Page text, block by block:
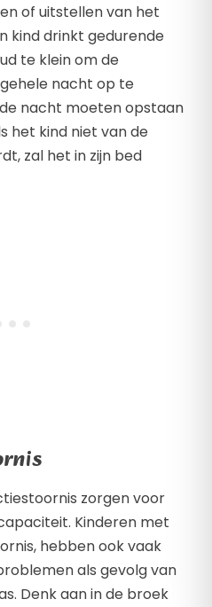
of uitstellen van het
kind drinkt gedurende
te klein om de
nacht op te
nacht moeten opstaan
het kind niet van de
zal het in zijn bed
zorgen voor
Kinderen met
hebben ook vaak
als gevolg van
Denk aan in de broek